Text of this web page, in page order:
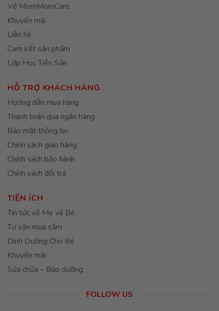
Về MomMomCare
Khuyến mãi
Liên hệ
Cam kết sản phẩm
Lớp Học Tiền Sản
HỖ TRỢ KHÁCH HÀNG
Hướng dẫn mua hàng
Thanh toán qua ngân hàng
Bảo mật thông tin
Chính sách giao hàng
Chính sách bảo hành
Chính sách đổi trả
TIỆN ÍCH
Tin tức về Mẹ và Bé
Tư vấn mua sắm
Dinh Dưỡng Cho Bé
Khuyến mãi
Sửa chữa – Bảo dưỡng
FOLLOW US